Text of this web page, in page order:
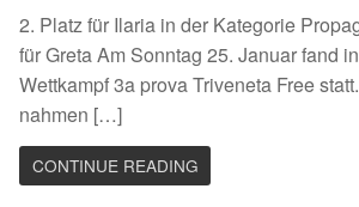
2. Platz für Ilaria in der Kategorie
für Greta Am Sonntag 25. Januar fand
Wettkampf 3a prova Triveneta Free
nahmen […]
CONTINUE READING